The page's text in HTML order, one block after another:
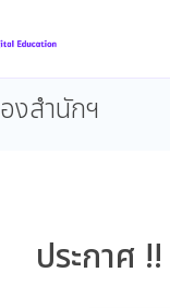
งสำนักฯ
ประกาศ